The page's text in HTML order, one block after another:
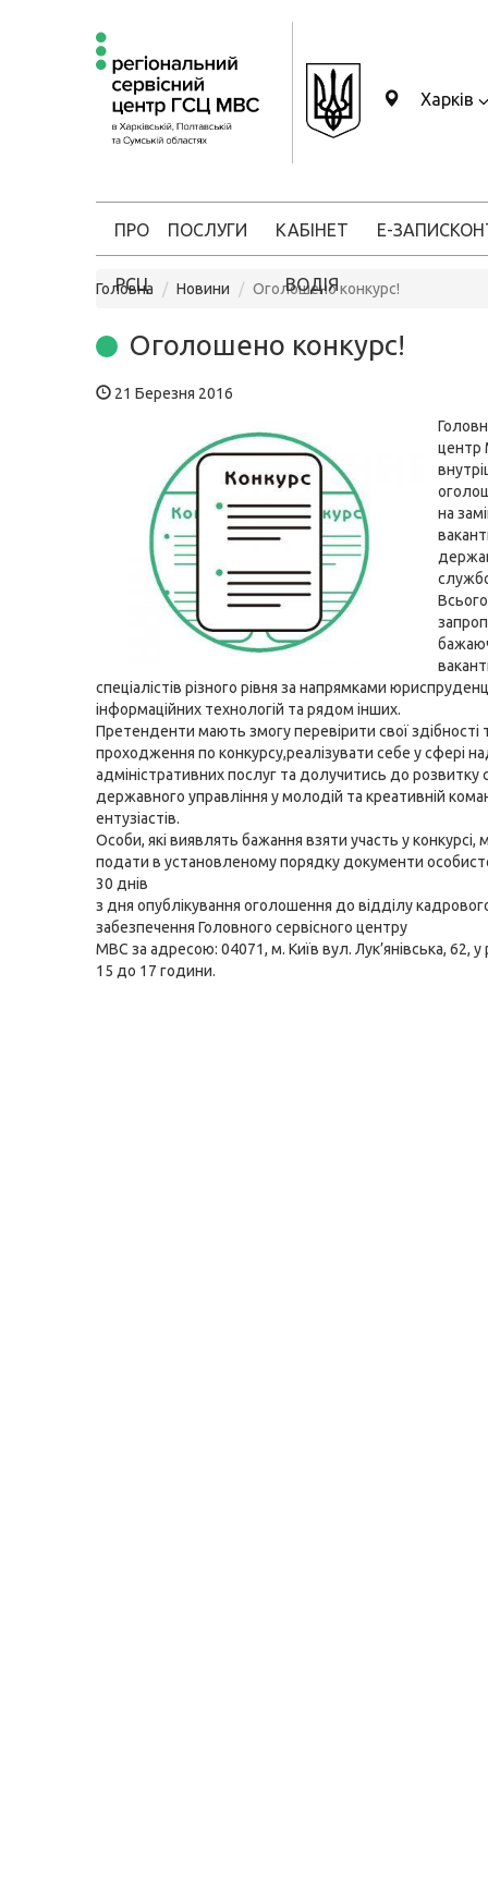
Харків
ПРО
РСЦ
ПОСЛУГИ КАБІНЕТ
ВОДІЯ
Е-ЗАПИС
Головна Новини Оголошено конкурс!
Оголошено конкурс!
21 Березня 2016
центр
на
спеціалістів різного рівня за напрямками
інформаційних технологій та рядом інших.
Претенденти мають змогу перевірити свої здібності
проходження по конкурсу,реалізувати себе у сфері
адміністративних послуг та долучитись до розвитку
державного управління у молодій та креативній
ентузіастів.
Особи, які виявлять бажання взяти участь у конкурсі,
подати в установленому порядку документи
30 днів
з дня опублікування оголошення до відділу
забезпечення Головного сервісного центру
МВС за адресою: 04071, м. Київ вул. Лук’янівська, 62, у
15 до 17 години.